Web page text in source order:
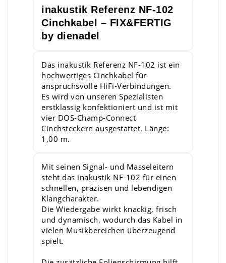
inakustik Referenz NF-102
Cinchkabel – FIX&FERTIG
by dienadel
Das inakustik Referenz NF-102 ist ein
hochwertiges Cinchkabel für
anspruchsvolle HiFi-Verbindungen.
Es wird von unseren Spezialisten
erstklassig konfektioniert und ist mit
vier DOS-Champ-Connect
Cinchsteckern ausgestattet. Länge:
1,00 m.
Mit seinen Signal- und Masseleitern
steht das inakustik NF-102 für einen
schnellen, präzisen und lebendigen
Klangcharakter.
Die Wiedergabe wirkt knackig, frisch
und dynamisch, wodurch das Kabel in
vielen Musikbereichen überzeugend
spielt.